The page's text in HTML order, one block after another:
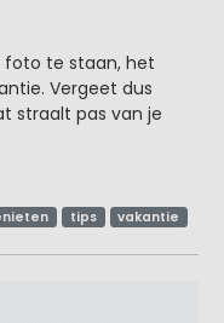
foto te staan, het
Vergeet dus
straalt pas van je
tips vakantie